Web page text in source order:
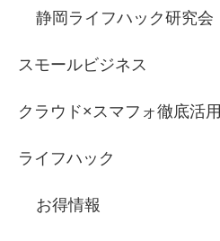
静岡ライフハック研究会
スモールビジネス
クラウド×スマフォ徹底活用
ライフハック
お得情報